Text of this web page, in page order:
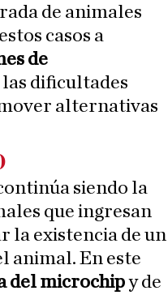
de animales
casos a
de
dificultades
alternativas
siendo la
que ingresan
la existencia de un
animal. En este
del microchipy de